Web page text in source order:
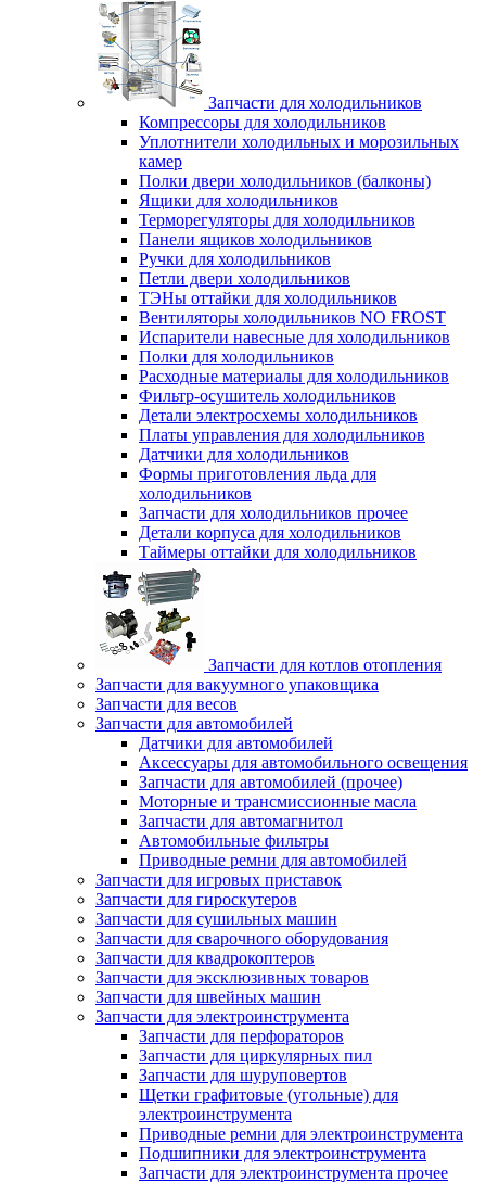
Запчасти для холодильников
Компрессоры для холодильников
Уплотнители холодильных и морозильных
камер
Полки двери холодильников (балконы)
Ящики для холодильников
Терморегуляторы для холодильников
Панели ящиков холодильников
Ручки для холодильников
Петли двери холодильников
ТЭНы оттайки для холодильников
Вентиляторы холодильников NO FROST
Испарители навесные для холодильников
Полки для холодильников
Расходные материалы для холодильников
Фильтр-осушитель холодильников
Детали электросхемы холодильников
Платы управления для холодильников
Датчики для холодильников
Формы приготовления льда для
холодильников
Запчасти для холодильников прочее
Детали корпуса для холодильников
Таймеры оттайки для холодильников
Запчасти для котлов отопления
Запчасти для вакуумного упаковщика
Запчасти для весов
Запчасти для автомобилей
Датчики для автомобилей
Аксессуары для автомобильного освещения
Запчасти для автомобилей (прочее)
Моторные и трансмиссионные масла
Запчасти для автомагнитол
Автомобильные фильтры
Приводные ремни для автомобилей
Запчасти для игровых приставок
Запчасти для гироскутеров
Запчасти для сушильных машин
Запчасти для сварочного оборудования
Запчасти для квадрокоптеров
Запчасти для эксклюзивных товаров
Запчасти для швейных машин
Запчасти для электроинструмента
Запчасти для перфораторов
Запчасти для циркулярных пил
Запчасти для шуруповертов
Щетки графитовые (угольные) для
электроинструмента
Приводные ремни для электроинструмента
Подшипники для электроинструмента
Запчасти для электроинструмента прочее